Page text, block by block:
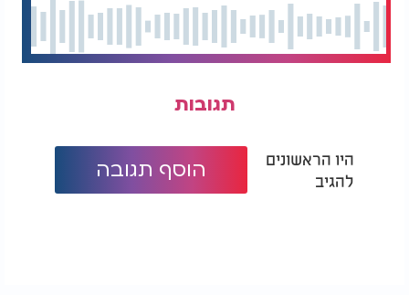
תגובות
היו הראשונים
להגיב
הוסף תגובה